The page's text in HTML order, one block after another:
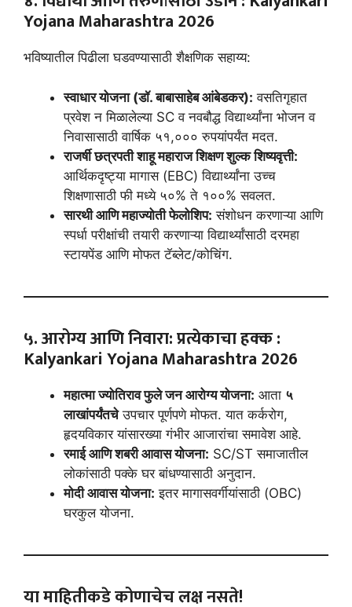
Yojana Maharashtra 2026
भविष्यातील पिढीला घडवण्यासाठी शैक्षणिक सहाय्य:
स्वाधार योजना (डॉ. बाबासाहेब आंबेडकर): वसतिगृहात
प्रवेश न मिळालेल्या SC व नवबौद्ध विद्यार्थ्यांना भोजन व
निवासासाठी वार्षिक ५१,००० रुपयांपर्यंत मदत.
राजर्षी छत्रपती शाहू महाराज शिक्षण शुल्क शिष्यवृत्ती:
आर्थिकदृष्ट्या मागास (EBC) विद्यार्थ्यांना उच्च
शिक्षणासाठी फी मध्ये ५०% ते १००% सवलत.
सारथी आणि महाज्योती फेलोशिप: संशोधन करणाऱ्या आणि
स्पर्धा परीक्षांची तयारी करणाऱ्या विद्यार्थ्यांसाठी दरमहा
स्टायपेंड आणि मोफत टॅब्लेट/कोचिंग.
५. आरोग्य आणि निवारा: प्रत्येकाचा हक्क:
Kalyankari Yojana Maharashtra 2026
महात्मा ज्योतिराव फुले जन आरोग्य योजना: आता ५
लाखांपर्यंतचेउपचार पूर्णपणे मोफत. यात कर्करोग,
हृदयविकार यांसारख्या गंभीर आजारांचा समावेश आहे.
रमाई आणि शबरी आवास योजना: SC/ST समाजातील
लोकांसाठी पक्के घर बांधण्यासाठी अनुदान.
मोदी आवास योजना: इतर मागासवर्गीयांसाठी (OBC)
घरकुल योजना.
या माहितीकडे कोणाचेच लक्ष नसते!